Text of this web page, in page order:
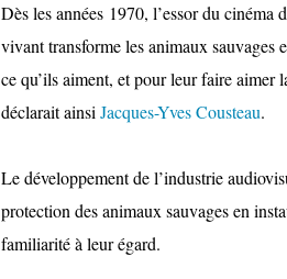
Dès les années 1970, l’essor du cinéma
vivant transforme les animaux sauvages
ce qu’ils aiment, et pour leur faire
déclarait ainsi Jacques-Yves Cousteau.
Le développement de l’industrie
protection des animaux sauvages en
familiarité à leur égard.